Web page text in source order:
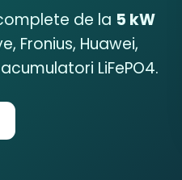
de la 5 kW
Fronius, Huawei,
LiFePO4.